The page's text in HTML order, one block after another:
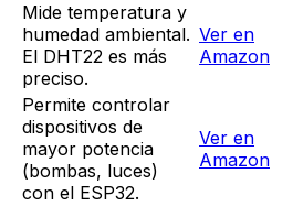
Mide temperatura y
humedad ambiental.
El DHT22 es más
preciso.
Ver en
Amazon
Permite controlar
dispositivos de
mayor potencia
(bombas, luces)
con el ESP32.
Ver en
Amazon